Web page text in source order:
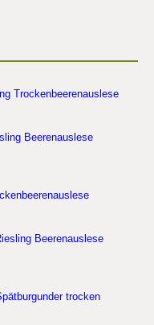
Trockenbeerenauslese
Beerenauslese
Beerenauslese
trocken